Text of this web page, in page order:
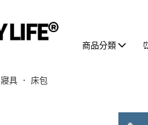
商品分類
寢具 ． 床包